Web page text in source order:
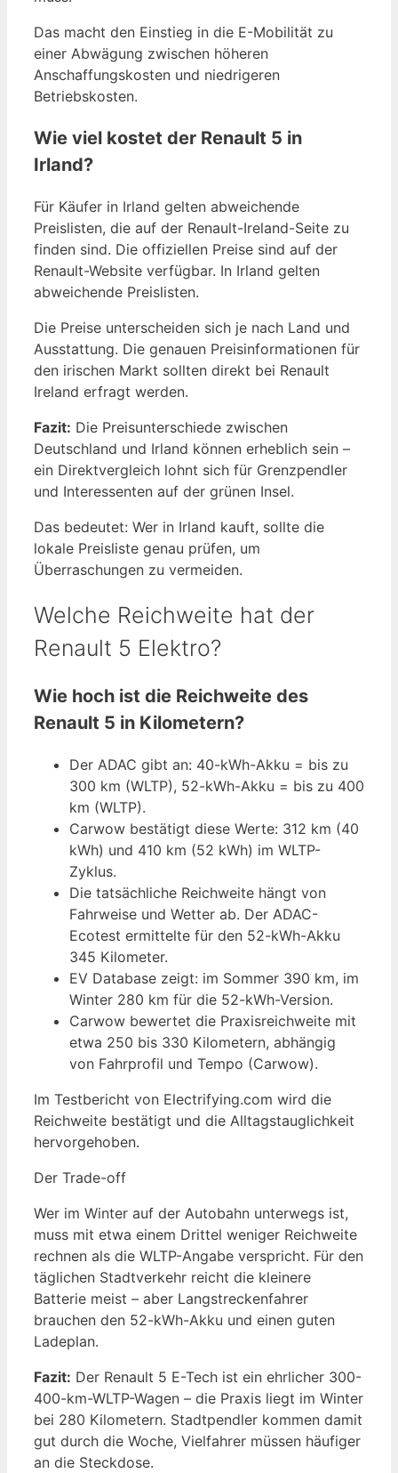
Das macht den Einstieg in die E-Mobilität zu
einer Abwägung zwischen höheren
Anschaffungskosten und niedrigeren
Betriebskosten.
Wie viel kostet der Renault 5 in
Irland?
Für Käufer in Irland gelten abweichende
Preislisten, die auf der Renault-Ireland-Seite zu
finden sind. Die offiziellen Preise sind auf der
Renault-Website verfügbar. In Irland gelten
abweichende Preislisten.
Die Preise unterscheiden sich je nach Land und
Ausstattung. Die genauen Preisinformationen für
den irischen Markt sollten direkt bei Renault
Ireland erfragt werden.
Fazit: Die Preisunterschiede zwischen
Deutschland und Irland können erheblich sein –
ein Direktvergleich lohnt sich für Grenzpendler
und Interessenten auf der grünen Insel.
Das bedeutet: Wer in Irland kauft, sollte die
lokale Preisliste genau prüfen, um
Überraschungen zu vermeiden.
Welche Reichweite hat der
Renault 5 Elektro?
Wie hoch ist die Reichweite des
Renault 5 in Kilometern?
Der ADAC gibt an: 40-kWh-Akku = bis zu
300 km (WLTP), 52-kWh-Akku = bis zu 400
km (WLTP).
Carwow bestätigt diese Werte: 312 km (40
kWh) und 410 km (52 kWh) im WLTP-
Zyklus.
Die tatsächliche Reichweite hängt von
Fahrweise und Wetter ab. Der ADAC-
Ecotest ermittelte für den 52-kWh-Akku
345 Kilometer.
EV Database zeigt: im Sommer 390 km, im
Winter 280 km für die 52-kWh-Version.
Carwow bewertet die Praxisreichweite mit
etwa 250 bis 330 Kilometern, abhängig
von Fahrprofil und Tempo (Carwow).
Im Testbericht von Electrifying.com wird die
Reichweite bestätigt und die Alltagstauglichkeit
hervorgehoben.
Der Trade-off
Wer im Winter auf der Autobahn unterwegs ist,
muss mit etwa einem Drittel weniger Reichweite
rechnen als die WLTP-Angabe verspricht. Für den
täglichen Stadtverkehr reicht die kleinere
Batterie meist – aber Langstreckenfahrer
brauchen den 52-kWh-Akku und einen guten
Ladeplan.
Fazit: Der Renault 5 E-Tech ist ein ehrlicher 300-
400-km-WLTP-Wagen – die Praxis liegt im Winter
bei 280 Kilometern. Stadtpendler kommen damit
gut durch die Woche, Vielfahrer müssen häufiger
an die Steckdose.